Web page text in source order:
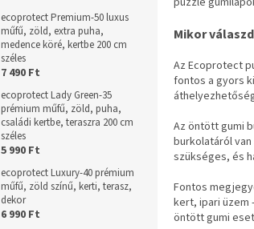
ecoprotect Premium-50 luxus
műfű, zöld, extra puha,
medence köré, kertbe 200 cm
széles
7 490 Ft
ecoprotect Lady Green-35
prémium műfű, zöld, puha,
családi kertbe, teraszra 200 cm
széles
5 990 Ft
ecoprotect Luxury-40 prémium
műfű, zöld színű, kerti, terasz,
dekor
6 990 Ft
Mikor
Az Ecoprotect
fontos a gyors
Az öntött gumi
burkolatáról
szükséges, és
Fontos
kert, ipari üzem
öntött gumi